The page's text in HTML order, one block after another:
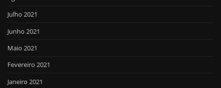
Julho 2021
Junho 2021
Maio 2021
Fevereiro 2021
Janeiro 2021